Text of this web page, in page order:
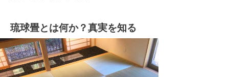
琉球畳とは何か？真実を知る